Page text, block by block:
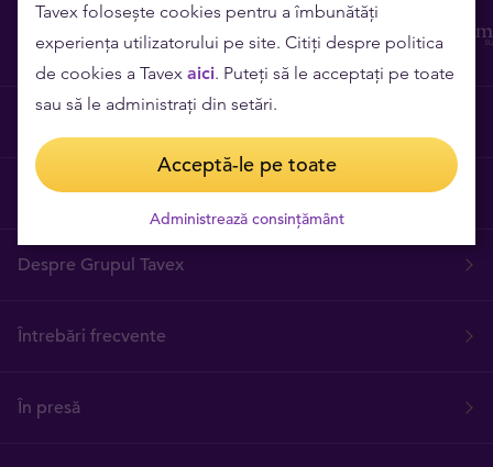
Cariere
Despre Grupul Tavex
Întrebări frecvente
În presă
Tavex folosește cookies pentru a îmbunătăți
experiența utilizatorului pe site. Citiți despre politica
de cookies a Tavex aici. Puteți să le acceptați pe toate
sau să le administrați din setări.
Acceptă-le pe toate
Administrează consințământ